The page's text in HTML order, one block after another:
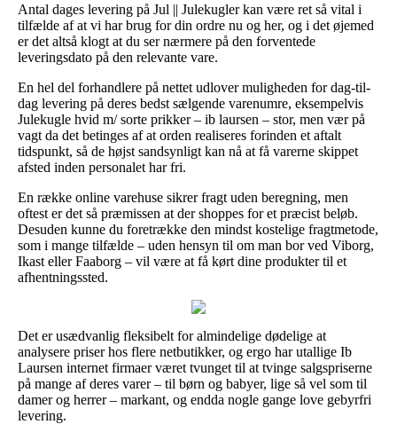
Antal dages levering på Jul || Julekugler kan være ret så vital i
tilfælde af at vi har brug for din ordre nu og her, og i det øjemed
er det altså klogt at du ser nærmere på den forventede
leveringsdato på den relevante vare.
En hel del forhandlere på nettet udlover muligheden for dag-til-
dag levering på deres bedst sælgende varenumre, eksempelvis
Julekugle hvid m/ sorte prikker – ib laursen – stor, men vær på
vagt da det betinges af at orden realiseres forinden et aftalt
tidspunkt, så de højst sandsynligt kan nå at få varerne skippet
afsted inden personalet har fri.
En række online varehuse sikrer fragt uden beregning, men
oftest er det så præmissen at der shoppes for et præcist beløb.
Desuden kunne du foretrække den mindst kostelige fragtmetode,
som i mange tilfælde – uden hensyn til om man bor ved Viborg,
Ikast eller Faaborg – vil være at få kørt dine produkter til et
afhentningssted.
Det er usædvanlig fleksibelt for almindelige dødelige at
analysere priser hos flere netbutikker, og ergo har utallige Ib
Laursen internet firmaer været tvunget til at tvinge salgspriserne
på mange af deres varer – til børn og babyer, lige så vel som til
damer og herrer – markant, og endda nogle gange love gebyrfri
levering.